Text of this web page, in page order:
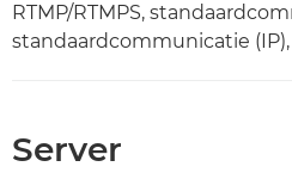
RTMP/RTMPS,
standaardcommunicatie (IP),
Server